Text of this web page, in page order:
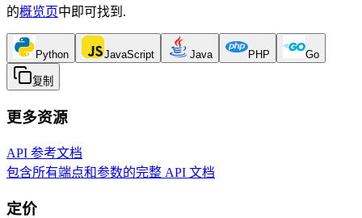
的概览页中即可找到 .
Python JavaScript Java PHP Go
复制
更多资源
API 参考文档
包含所有端点和参数的完整 API 文档
定价